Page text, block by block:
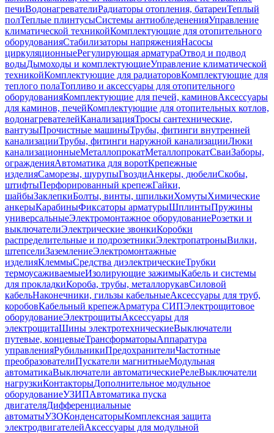
печиВодонагревателиРадиаторы отопления, батареиТеплый
полТеплые плинтусыСистемы антиобледененияУправление
климатической техникойКомплектующие для отопительного
оборудованияСтабилизаторы напряженияНасосы
циркуляционныеРегулирующая арматураОтвод и подвод
водыДымоходы и комплектующиеУправление климатической
техникойКомплектующие для радиаторовКомплектующие для
теплого полаТопливо и аксессуары для отопительного
оборудованияКомплектующие для печей, каминовАксессуары
для каминов, печейКомплектующие для отопительных котлов,
водонагревателейКанализацияТросы сантехнические,
вантузыПрочистные машиныТрубы, фитинги внутренней
канализацииТрубы, фитинги наружной канализацииЛюки
канализационныеМеталлопрокатМеталлопрокатСваиЗаборы,
огражденияАвтоматика для воротКрепежные
изделияСаморезы, шурупыГвоздиАнкеры, дюбелиСкобы,
штифтыПерфорированный крепежГайки,
шайбыЗаклепкиБолты, винты, шпилькиХомутыХимические
анкерыКарабиныФиксаторы арматурыШплинтыПружины
универсальныеЭлектромонтажное оборудованиеРозетки и
выключателиЭлектрические звонкиКоробки
распределительные и подрозетникиЭлектропатроныВилки,
штепселиЗаземлениеЭлектромонтажные
изделияКлеммыСредства диэлектрическиеТрубки
термоусаживаемыеИзолирующие зажимыКабель и системы
для прокладкиКороба, трубы, металлорукавСиловой
кабельНаконечники, гильзы кабельныеАксессуары для труб,
коробовКабельный крепежАрматура СИПЭлектрощитовое
оборудованиеЭлектрощитыАксессуары для
электрощитаШины электротехническиеВыключатели
путевые, концевыеТрансформаторыАппаратура
управленияРубильникиПредохранителиЧастотные
преобразователиПускатели магнитныеМодульная
автоматикаВыключатели автоматическиеРелеВыключатели
нагрузкиКонтакторыДополнительное модульное
оборудованиеУЗИПАвтоматика пуска
двигателяДифференциальные
автоматыУЗОКонденсаторыКомплексная защита
электродвигателейАксессуары для модульной